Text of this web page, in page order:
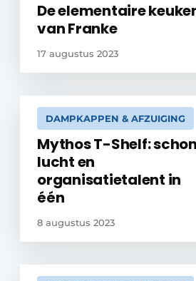
De elementaire
van Franke
17 augustus 2023
DAMPKAPPEN & AFZUIGING
Mythos T-Shelf:
lucht en
organisatietalent in
één
8 augustus 2023